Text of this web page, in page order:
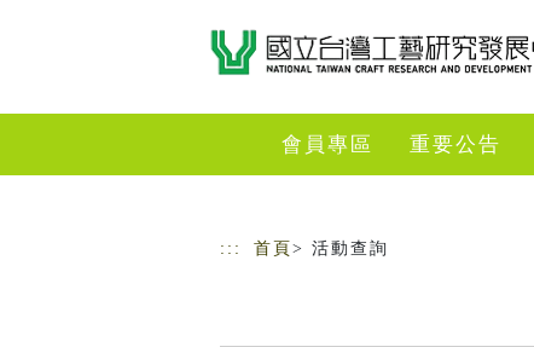
會員專區 重要公告
::: 首頁 > 活動查詢